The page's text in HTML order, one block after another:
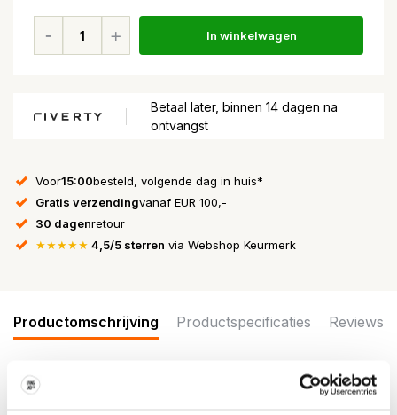
In winkelwagen
Betaal later, binnen 14 dagen na
ontvangst
Voor15:00besteld, volgende dag in huis*
Gratis verzendingvanaf EUR 100,-
30 dagenretour
★★★★★ 4,5/5 sterren via Webshop Keurmerk
Productomschrijving Productspecificaties Reviews
De Bloomingville Maxima borden zijn gemaakt van aardewerk en